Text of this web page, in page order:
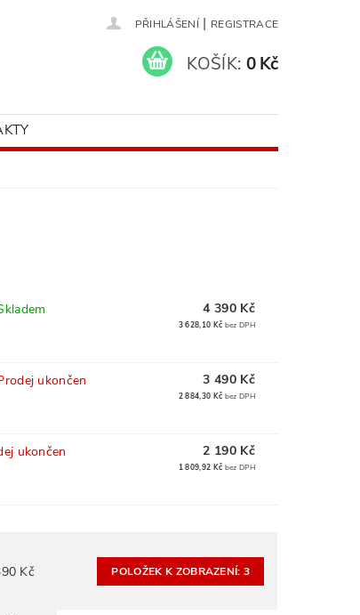
PŘIHLÁŠENÍ | REGISTRACE
KOŠÍK: 0 Kč
4 390 Kč
3 628,10 Kč bez DPH
ukončen 3 490 Kč
2 884,30 Kč bez DPH
ukončen 2 190 Kč
1 809,92 Kč bez DPH
Kč POLOŽEK K ZOBRAZENÍ:3